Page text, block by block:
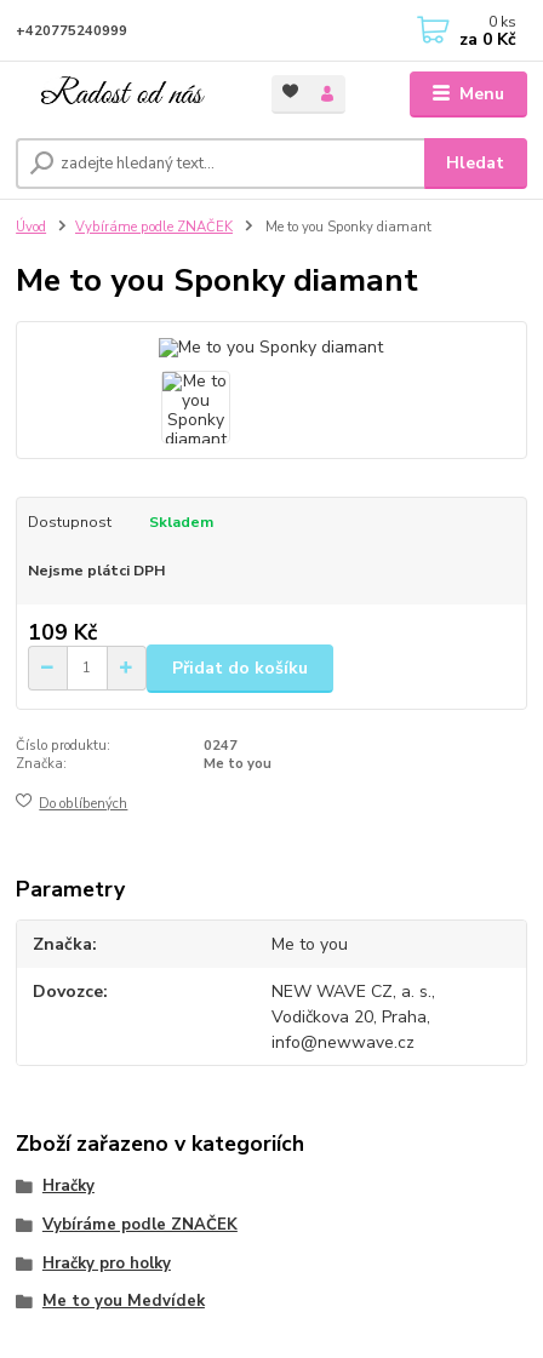
Menu
Hledat
+420775240999 0 ks
za 0 Kč
Úvod Vybíráme podle ZNAČEK Me to you Sponky diamant
Me to you Sponky diamant
Dostupnost Skladem
Nejsme plátci DPH
109 Kč
Přidat do košíku
Číslo produktu:
0247
Značka:
Me to you
Do oblíbených
Parametry
Značka Me to you
Dovozce
NEW WAVE CZ, a. s.,
Vodičkova 20, Praha,
info@newwave.cz
Zboží zařazeno v kategoriích
Hračky
Vybíráme podle ZNAČEK
Hračky pro holky
Me to you Medvídek